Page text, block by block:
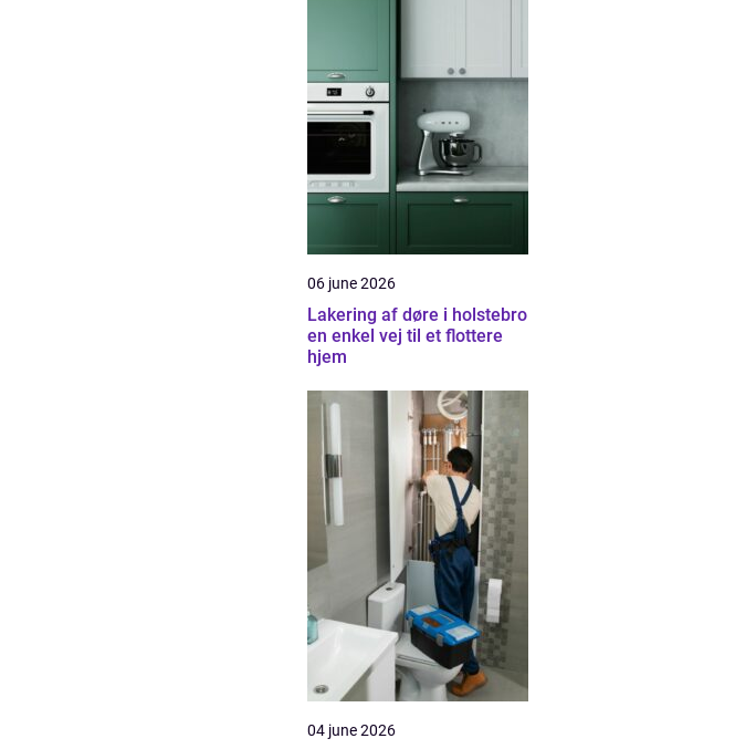
06 june 2026
Lakering af døre i holstebro
en enkel vej til et flottere
hjem
04 june 2026